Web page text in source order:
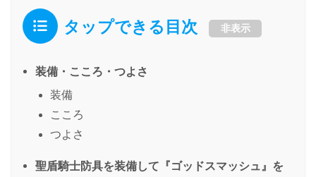
タップできる目次 非表示
装備・こころ・つよさ
装備
こころ
つよさ
聖盾騎士防具を装備して『ゴッドスマッシュ』を